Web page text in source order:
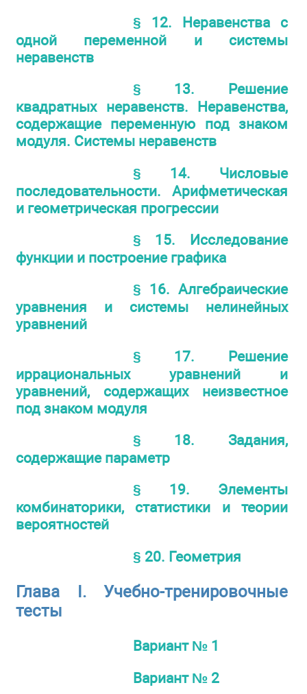
§ 12. Неравенства с
одной переменной и системы
неравенств
§ 13. Решение
квадратных неравенств. Неравенства,
содержащие переменную под знаком
модуля. Системы неравенств
§ 14. Числовые
последовательности. Арифметическая
и геометрическая прогрессии
§ 15. Исследование
функции и построение графика
§ 16. Алгебраические
уравнения и системы нелинейных
уравнений
§ 17. Решение
иррациональных уравнений и
уравнений, содержащих неизвестное
под знаком модуля
§ 18. Задания,
содержащие параметр
§ 19. Элементы
комбинаторики, статистики и теории
вероятностей
§ 20. Геометрия
Глава I. Учебно-тренировочные
тесты
Вариант № 1
Вариант № 2